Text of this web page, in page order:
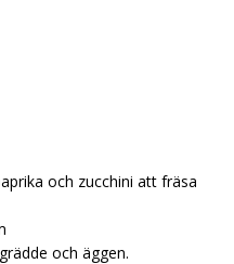
och zucchini att fräsa
och äggen.